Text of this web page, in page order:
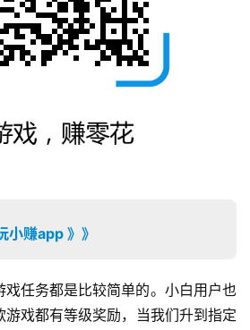
小赚app 》》
戏任务都是比较简单的。小白用户也
游戏都有等级奖励，当我们升到指定